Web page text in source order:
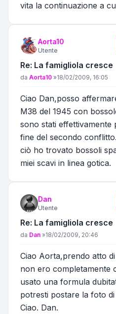
vita la continuazione a
Aorta10
Utente
Re: La famigliola cresce
Messaggio
da Aorta10 »18/02/2009, 16:05
Ciao Dan,posso
M38 del 1945 con
sono stati effettivamente
fine del secondo
ciò ho trovato bossoli
miei scavi in linea gotica.
Dan
Utente
Re: La famigliola cresce
Messaggio
da Dan »18/02/2009, 20:46
Ciao Aorta,prendo atto
non ero completamente
usato una formula
potresti postare la foto
Ciao. Dan.